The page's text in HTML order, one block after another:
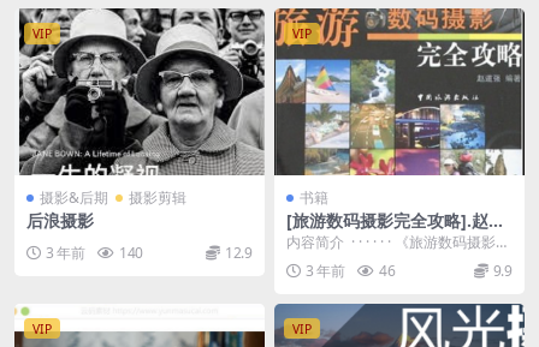
VIP
摄影&后期 摄影剪辑
后浪摄影
3 年前 140 12.9
VIP
书籍
[旅游数码摄影完全攻略].赵道
强.扫描版
内容简介 · · · · · · 《旅游数码摄影完
全攻略》：山间、水边、城市、...
3 年前 46 9.9
VIP VIP